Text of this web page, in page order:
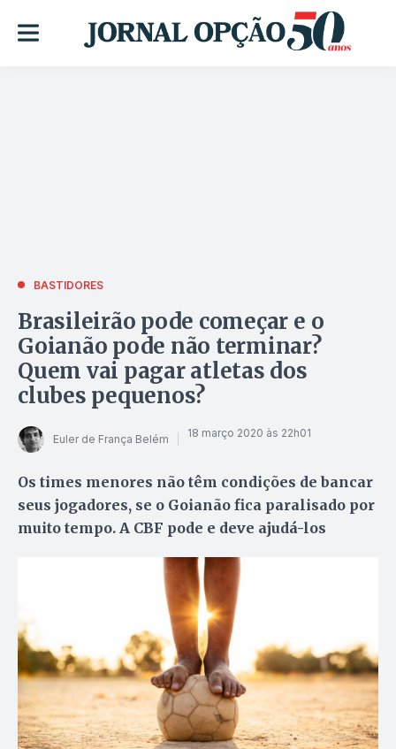
BASTIDORES
Brasileirão pode começar e o
Goianão pode não terminar?
Quem vai pagar atletas dos
clubes pequenos?
Euler de França Belém 18 março 2020 às 22h01
Os times menores não têm condições de bancar
seus jogadores, se o Goianão fica paralisado por
muito tempo. A CBF pode e deve ajudá-los